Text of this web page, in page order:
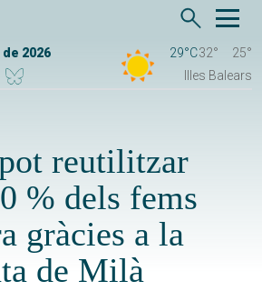
2026 29°C32°
25°
Illes Balears
reutilitzar
% dels fems
gràcies a la
de Milà